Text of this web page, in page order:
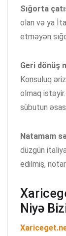
Sığorta
olan və ya
etməyən
Geri dönüş
Konsuluq
olmaq
sübutun
Natamam
düzgün
edilmiş,
Niyə